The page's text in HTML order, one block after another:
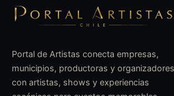
Portal de Artistas conecta empresas,
municipios, productoras y organizadores
con artistas, shows y experiencias